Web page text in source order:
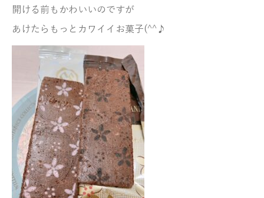
開ける前もかわいいのですが
あけたらもっとカワイイお菓子(^^♪